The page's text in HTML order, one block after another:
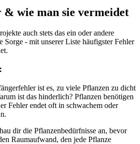
wie man sie vermeidet
auch stets das ein oder andere
Sorge - mit unserer Liste häufigster Fehler
ist es, zu viele Pflanzen zu dicht
ist das hinderlich? Pflanzen benötigen
Fehler endet oft in schwachem oder
dir die Pflanzenbedürfnisse an, bevor
Raumaufwand, den jede Pflanze